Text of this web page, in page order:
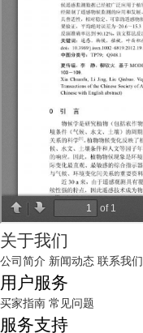
关于我们
公司简介 新闻动态 联系我们
用户服务
买家指南 常见问题
服务支持